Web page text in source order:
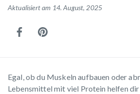
Aktualisiert am 14. August, 2025
Egal, ob du Muskeln aufbauen oder
Lebensmittel mit viel Protein helfen dir